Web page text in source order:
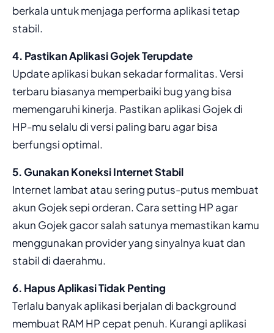
berkala untuk menjaga performa aplikasi tetap
stabil.
4. Pastikan Aplikasi Gojek Terupdate
Update aplikasi bukan sekadar formalitas. Versi
terbaru biasanya memperbaiki bug yang bisa
memengaruhi kinerja. Pastikan aplikasi Gojek di
HP-mu selalu di versi paling baru agar bisa
berfungsi optimal.
5. Gunakan Koneksi Internet Stabil
Internet lambat atau sering putus-putus membuat
akun Gojek sepi orderan. Cara setting HP agar
akun Gojek gacor salah satunya memastikan kamu
menggunakan provider yang sinyalnya kuat dan
stabil di daerahmu.
6. Hapus Aplikasi Tidak Penting
Terlalu banyak aplikasi berjalan di background
membuat RAM HP cepat penuh. Kurangi aplikasi